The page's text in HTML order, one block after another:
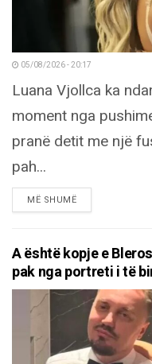
05/08/2026 - 20:17
Luana Vjollca ka
moment nga
pranë detit me një
pah...
MË SHUMËDETAILS
A është kopje e
pak nga portreti i të